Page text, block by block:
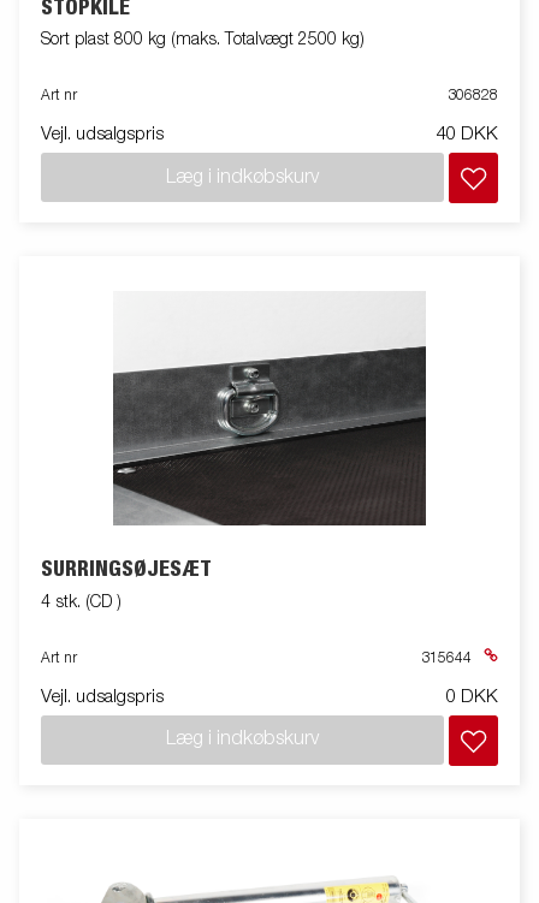
STOPKILE
Sort plast 800 kg (maks. Totalvægt 2500 kg)
Art nr 306828
Vejl. udsalgspris 40 DKK
Læg i indkøbskurv
SURRINGSØJESÆT
4 stk. (CD )
Art nr 315644
Vejl. udsalgspris 0 DKK
Læg i indkøbskurv